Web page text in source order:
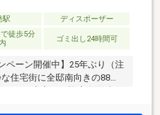
駅 ディスポーザー
徒歩5分
ゴミ出し24時間可
ペーン開催中】25年ぶり（注
住宅街に全邸南向きの88